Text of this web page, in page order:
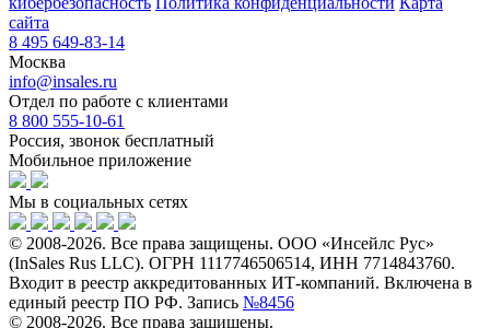
сайта
8 495 649-83-14
Москва
info@insales.ru
Отдел по работе с клиентами
8 800 555-10-61
Россия, звонок бесплатный
Мобильное приложение
Мы в социальных сетях
© 2008-2026. Все права защищены. ООО «Инсейлс Рус»
(InSales Rus LLC). ОГРН 1117746506514, ИНН 7714843760.
Входит в реестр аккредитованных ИТ-компаний. Включена в
единый реестр ПО РФ. Запись №8456
© 2008-2026. Все права защищены.